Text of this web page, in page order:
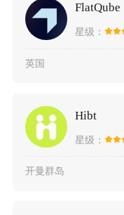
FlatQube
星级：
英国
Hibt
星级：
开曼群岛